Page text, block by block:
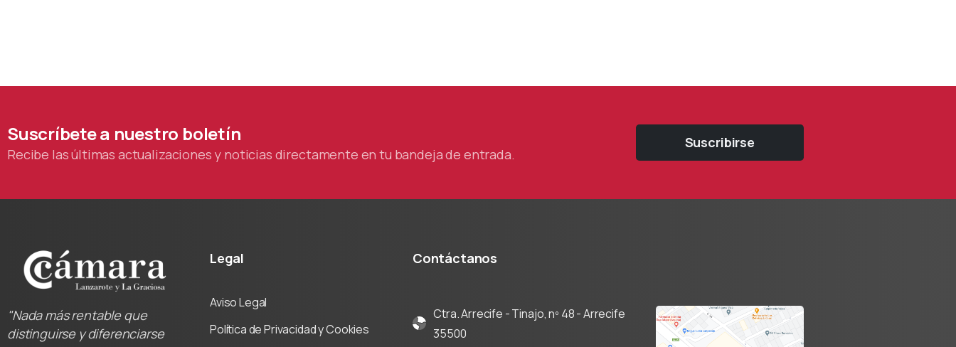
Suscríbetea nuestro boletín
Recibe las últimas actualizaciones y noticias directamente en tu bandeja de entrada.
Suscribirse
"Nada más rentable que
distinguirse y diferenciarse
Legal
Aviso Legal
Política de Privacidad y Cookies
Contáctanos
Ctra. Arrecife - Tinajo, nº 48 - Arrecife
35500